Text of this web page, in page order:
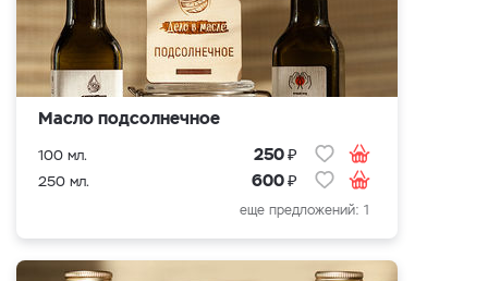
Масло подсолнечное
100 мл. 250₽
250 мл. 600₽
еще предложений: 1